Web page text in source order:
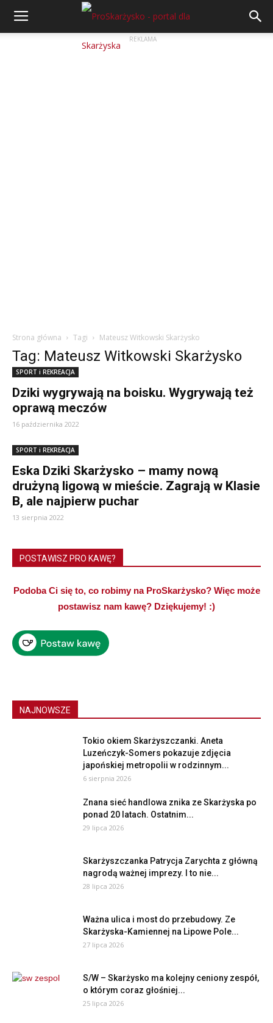
REKLAMA
Strona główna Tagi Mateusz Witkowski Skarżysko
Tag: Mateusz Witkowski Skarżysko
SPORT i REKREACJA
Dziki wygrywają na boisku. Wygrywają też
oprawą meczów
16 października 2022
SPORT i REKREACJA
Eska Dziki Skarżysko – mamy nową
drużyną ligową w mieście. Zagrają w Klasie
B, ale najpierw puchar
13 sierpnia 2022
POSTAWISZ PRO KAWĘ?
Podoba Ci się to, co robimy na ProSkarżysko? Więc może
postawisz nam kawę? Dziękujemy! :)
NAJNOWSZE
Tokio okiem Skarżyszczanki. Aneta
Luzeńczyk-Somers pokazuje zdjęcia
japońskiej metropolii w rodzinnym...
6 sierpnia 2026
Znana sieć handlowa znika ze Skarżyska po
ponad 20 latach. Ostatnim...
29 lipca 2026
Skarżyszczanka Patrycja Zarychta z główną
nagrodą ważnej imprezy. I to nie...
28 lipca 2026
Ważna ulica i most do przebudowy. Ze
Skarżyska-Kamiennej na Lipowe Pole...
27 lipca 2026
S/W – Skarżysko ma kolejny ceniony zespół,
o którym coraz głośniej...
25 lipca 2026